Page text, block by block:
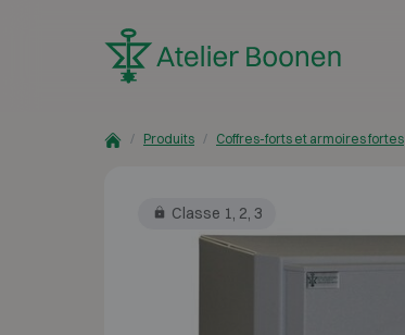
Produits Coffres-forts et armoires fortes
Classe 1, 2, 3